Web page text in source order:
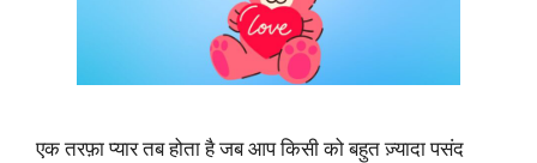
एक तरफ़ा प्यार तब होता है जब आप किसी को बहुत ज़्यादा पसंद